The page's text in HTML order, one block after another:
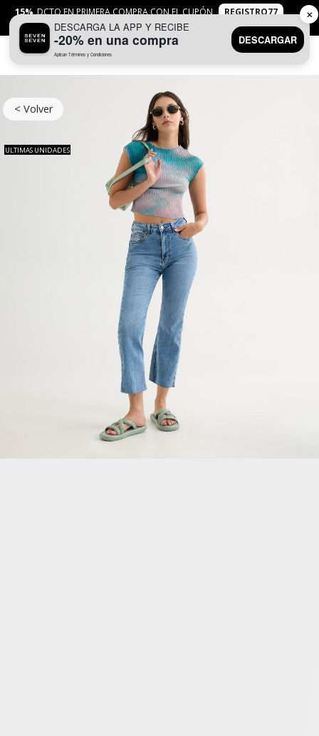
15% DCTO EN PRIMERA COMPRA CON EL CUPÓN
REGISTRO77
APLICANTYC
< Volver
ULTIMAS UNIDADES
DESCARGA LA APP Y RECIBE
-20% en una compra
Aplican Términos y Condiciones
DESCARGAR
✕